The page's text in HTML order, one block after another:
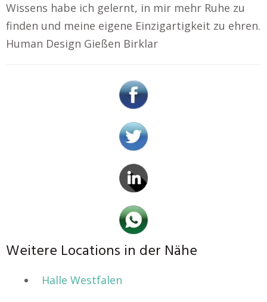
Wissens habe ich gelernt, in mir mehr Ruhe zu
finden und meine eigene Einzigartigkeit zu ehren.
Human Design Gießen Birklar
Weitere Locations in der Nähe
Halle Westfalen